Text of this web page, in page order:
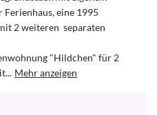
Ferienhaus, eine 1995
2 weiteren  separaten
"Hildchen" für 2
Mehr anzeigen